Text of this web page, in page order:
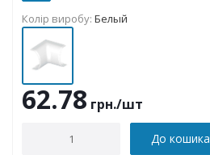
Колір виробу: Белый
62.78 грн./шт
До кошика